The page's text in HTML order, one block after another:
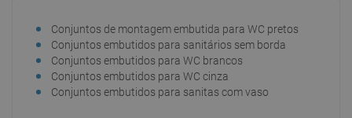
Conjuntos de montagem embutida para WC pretos
Conjuntos embutidos para sanitários sem borda
Conjuntos embutidos para WC brancos
Conjuntos embutidos para WC cinza
Conjuntos embutidos para sanitas com vaso